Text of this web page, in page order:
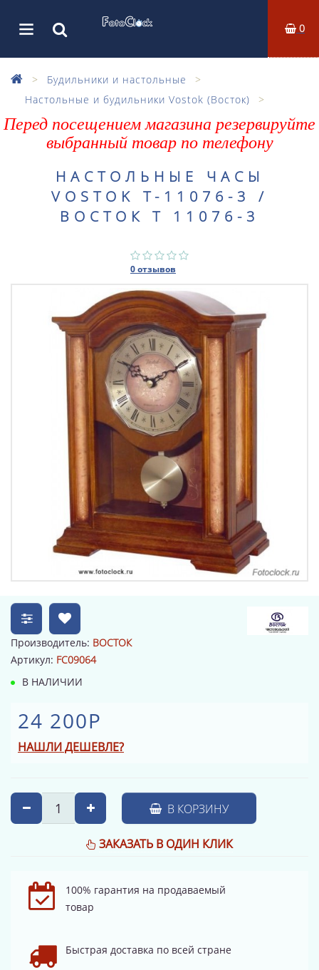
0
Будильники и настольные
Настольные и будильники Vostok (Восток)
Перед посещением магазина резервируйте
выбранный товар по телефону
НАСТОЛЬНЫЕ ЧАСЫ
VOSTOK Т-11076-3 /
ВОСТОК Т 11076-3
0 отзывов
Производитель: ВОСТОК
Артикул: FC09064
В НАЛИЧИИ
24 200Р
НАШЛИ ДЕШЕВЛЕ?
В КОРЗИНУ
ЗАКАЗАТЬ В ОДИН КЛИК
100% гарантия на продаваемый
товар
Быстрая доставка по всей стране